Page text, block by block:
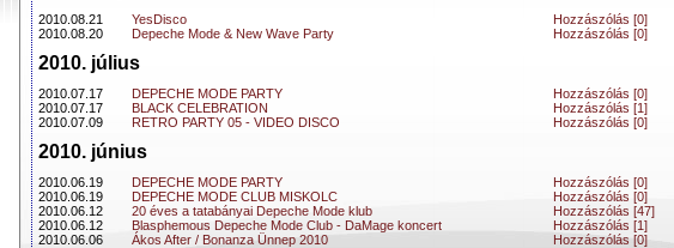
2010.08.21 YesDisco
Hozzászólás [0]
2010.08.20
Depeche Mode & New Wave Party Hozzászólás [0]
2010. július
2010.07.17 DEPECHE MODE PARTY
Hozzászólás [0]
2010.07.17
BLACK CELEBRATION
Hozzászólás [1]
2010.07.09
RETRO PARTY 05 - VIDEO DISCO Hozzászólás [0]
2010. június
2010.06.19 DEPECHE MODE PARTY
Hozzászólás [0]
2010.06.19
DEPECHE MODE CLUB MISKOLC
Hozzászólás [0]
2010.06.12
20 éves a tatabányai Depeche Mode klub
Hozzászólás [47]
2010.06.12
Blasphemous Depeche Mode Club - DaMage koncert
Hozzászólás [1]
2010.06.06
Ákos After / Bonanza Ünnep 2010 Hozzászólás [0]